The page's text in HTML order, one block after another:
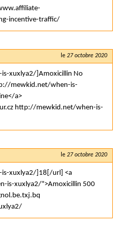
incentive-traffic/
le 27 octobre 2020
xuxlya2/]Amoxicillin No
mewkid.net/when-is-
a>
http://mewkid.net/when-is-
le 27 octobre 2020
xuxlya2/]18[/url] <a
is-xuxlya2/">Amoxicillin 500